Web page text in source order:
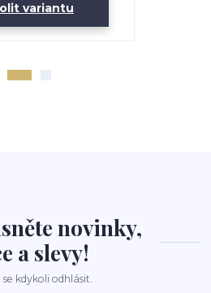
variantu
novinky,
a slevy!
se kdykoli odhlásit.